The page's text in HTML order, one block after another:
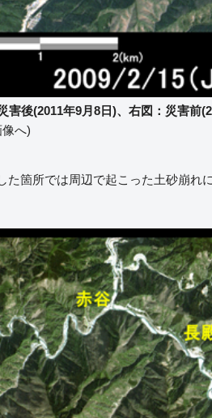
後(2011年9月8日)、右図：災害前
へ)
箇所では周辺で起こった土砂崩れ